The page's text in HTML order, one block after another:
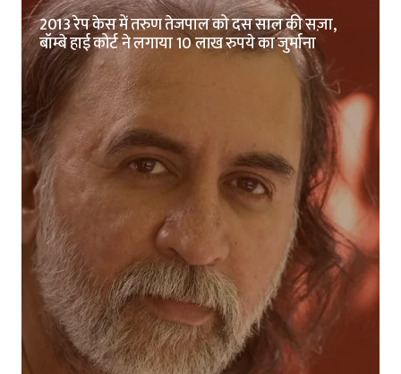
2013 रेप केस में तरुण तेजपाल को दस साल की सज़ा,
बॉम्बे हाई कोर्ट ने लगाया 10 लाख रुपये का जुर्माना